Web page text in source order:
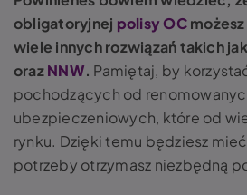
obligatoryjnej polisy OC
wiele innych rozwiązań takich
orazNNW. Pamiętaj, by
pochodzących od
ubezpieczeniowych, które od
rynku. Dzięki temu będziesz
potrzeby otrzymasz niezbędną